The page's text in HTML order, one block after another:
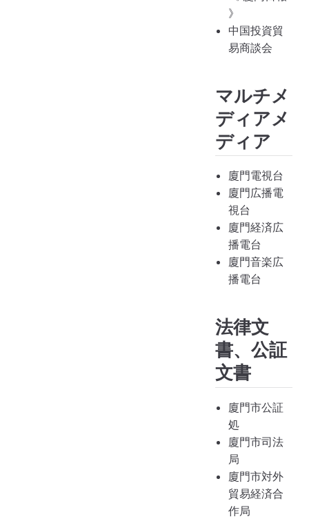
》
中国投資貿
易商談会
マルチメ
ディアメ
ディア
廈門電視台
廈門広播電
視台
廈門経済広
播電台
廈門音楽広
播電台
法律文
書、公証
文書
廈門市公証
処
廈門市司法
局
廈門市対外
貿易経済合
作局